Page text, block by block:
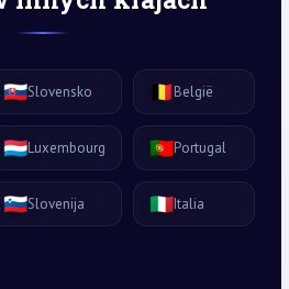
🇸🇰Slovensko 🇧🇪België
🇱🇺Luxembourg 🇵🇹Portugal
🇸🇮Slovenija 🇮🇹Italia